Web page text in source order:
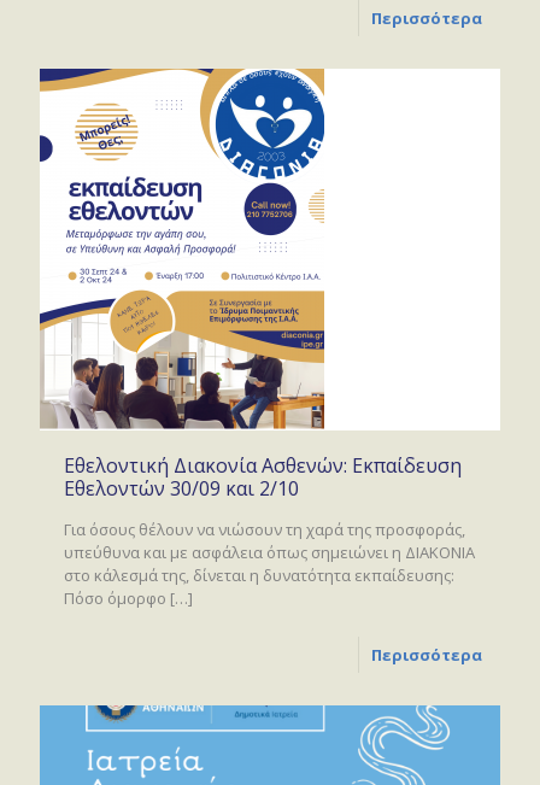
Περισσότερα
Εθελοντική Διακονία Ασθενών: Εκπαίδευση
Εθελοντών 30/09 και 2/10
Για όσους θέλουν να νιώσουν τη χαρά της προσφοράς,
υπεύθυνα και με ασφάλεια όπως σημειώνει η ΔΙΑΚΟΝΙΑ
στο κάλεσμά της, δίνεται η δυνατότητα εκπαίδευσης:
Πόσο όμορφο […]
Περισσότερα